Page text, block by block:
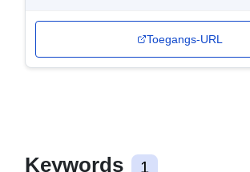
Toegangs-URL
Keywords 1